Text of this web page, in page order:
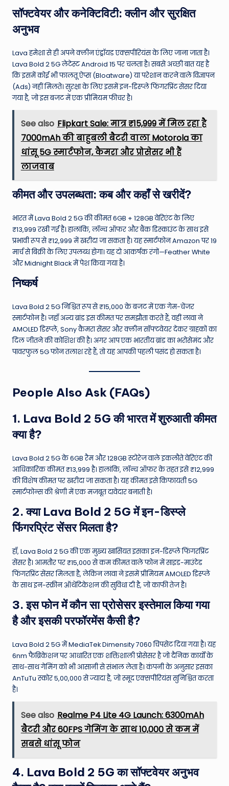
सॉफ्टवेयर और कनेक्टिविटी: क्लीन और सुरक्षित
अनुभव
Lava हमेशा से ही अपने क्लीन एंड्रॉयड एक्सपीरियंस के लिए जाना जाता है।
Lava Bold 2 5G लेटेस्ट Android 15 पर चलता है।सबसे अच्छी बात यह है
कि इसमें कोई भी फालतू ऐप्स (Bloatware) या परेशान करने वाले विज्ञापन
(Ads) नहीं मिलते।सुरक्षा के लिए इसमें इन-डिस्प्ले फिंगरप्रिंट सेंसर दिया
गया है, जो इस बजट में एक प्रीमियम फीचर है।
See also Flipkart Sale: मात्र ₹15,999 में मिल रहा है
7000mAh की बाहुबली बैटरी वाला Motorola का
धांसू 5G स्मार्टफोन, कैमरा और प्रोसेसर भी हैं
लाजवाब
कीमत और उपलब्धता: कब और कहाँ से खरीदें?
भारत में Lava Bold 2 5G की कीमत 6GB + 128GB वेरिएंट के लिए
₹13,999 रखी गई है।हालांकि, लॉन्च ऑफर और बैंक डिस्काउंट के साथ इसे
प्रभावी रूप से ₹12,999 में खरीदा जा सकता है।यह स्मार्टफोन Amazon पर 19
मार्च से बिक्री के लिए उपलब्ध होगा।यह दो आकर्षक रंगों—Feather White
और Midnight Black में पेश किया गया है।
निष्कर्ष
Lava Bold 2 5G निश्चित रूप से ₹15,000 के बजट में एक गेम-चेंजर
स्मार्टफोन है। जहाँ अन्य ब्रांड इस कीमत पर समझौता करते हैं, वहीं लावा ने
AMOLED डिस्प्ले, Sony कैमरा सेंसर और क्लीन सॉफ्टवेयर देकर ग्राहकों का
दिल जीतने की कोशिश की है। अगर आप एक भारतीय ब्रांड का भरोसेमंद और
पावरफुल 5G फोन तलाश रहे हैं, तो यह आपकी पहली पसंद हो सकता है।
People Also Ask (FAQs)
1. Lava Bold 2 5G की भारत में शुरुआती कीमत
क्या है?
Lava Bold 2 5G के 6GB रैम और 128GB स्टोरेज वाले इकलौते वेरिएंट की
आधिकारिक कीमत ₹13,999 है।हालांकि, लॉन्च ऑफर के तहत इसे ₹12,999
की विशेष कीमत पर खरीदा जा सकता है।यह कीमत इसे किफायती 5G
स्मार्टफोन्स की श्रेणी में एक मजबूत दावेदार बनाती है।
2. क्या Lava Bold 2 5G में इन-डिस्प्ले
फिंगरप्रिंट सेंसर मिलता है?
हाँ, Lava Bold 2 5G की एक मुख्य खासियत इसका इन-डिस्प्ले फिंगरप्रिंट
सेंसर है। आमतौर पर ₹15,000 से कम कीमत वाले फोन में साइड-माउंटेड
फिंगरप्रिंट सेंसर मिलता है, लेकिन लावा ने इसमें प्रीमियम AMOLED डिस्प्ले
के साथ इन-स्क्रीन ऑथेंटिकेशन की सुविधा दी है, जो काफी तेज है।
3. इस फोन में कौन सा प्रोसेसर इस्तेमाल किया गया
है और इसकी परफॉरमेंस कैसी है?
Lava Bold 2 5G में MediaTek Dimensity 7060 चिपसेट दिया गया है।यह
6nm फैब्रिकेशन पर आधारित एक शक्तिशाली प्रोसेसर है जो दैनिक कार्यों के
साथ-साथ गेमिंग को भी आसानी से संभाल लेता है।कंपनी के अनुसार इसका
AnTuTu स्कोर 5,00,000 से ज्यादा है, जो स्मूद एक्सपीरियंस सुनिश्चित करता
है।
See also Realme P4 Lite 4G Launch: 6300mAh
बैटरी और 60FPS गेमिंग के साथ 10,000 से कम में
सबसे धांसू फोन
4. Lava Bold 2 5G का सॉफ्टवेयर अनुभव